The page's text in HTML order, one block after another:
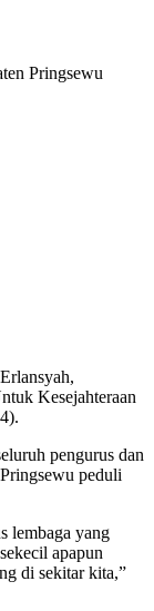
Pringsewu
Kesejahteraan
pengurus dan
peduli
lembaga yang
apapun
di sekitar kita,”